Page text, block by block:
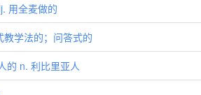
全麦做的
学法的；问答式的
n. 利比里亚人